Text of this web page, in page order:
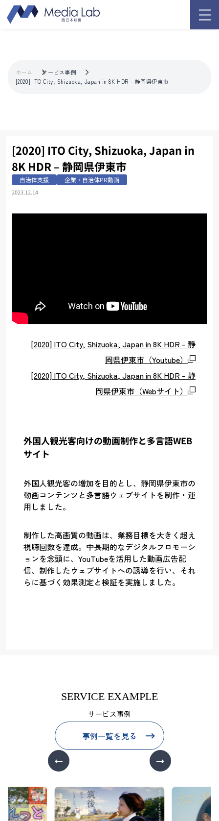
ホーム
サービス事例
[2020] ITO City, Shizuoka, Japan in 8K HDR – 静岡県伊東市
[2020] ITO City, Shizuoka, Japan in
8K HDR – 静岡県伊東市
自治体支援 企業・自治体PR動画
2023.12.14
[2020] ITO City, Shizuoka, Japan in 8K HDR – 静
岡県伊東市（Youtube）
[2020] ITO City, Shizuoka, Japan in 8K HDR – 静
岡県伊東市（Webサイト）
外国人観光客向けの動画制作と多言語WEB
サイト
外国人観光客の増加を目的とし、静岡県伊東市の
動画コンテンツと多言語ウェブサイトを制作・運
用しました。
制作した高画質の動画は、業務目標を大きく超え
視聴回数を達成。中長期的なデジタルプロモーシ
ョンを念頭に、YouTubeを活用した動画広告配
信、制作したウェブサイトへの誘導を行い、それ
らに基づく効果測定と検証を実施しました。
SERVICE EXAMPLE
サービス事例
事例一覧を見る